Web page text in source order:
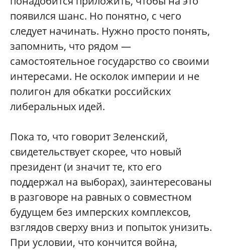
появился шанс. Но понятно, с чего
следует начинать. Нужно просто понять,
запомнить, что рядом —
самостоятельное государство со своими
интересами. Не осколок империи и не
полигон для обкатки российских
либеральных идей.
Пока то, что говорит Зеленский,
свидетельствует скорее, что новый
президент (и значит те, кто его
поддержал на выборах), заинтересованы
в разговоре на равных о совместном
будущем без имперских комплексов,
взглядов сверху вниз и попыток унизить.
При условии, что кончится война,